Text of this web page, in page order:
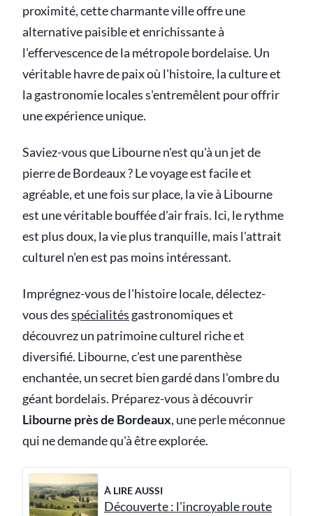
proximité, cette charmante ville offre une
alternative paisible et enrichissante à
l'effervescence de la métropole bordelaise. Un
véritable havre de paix où l'histoire, la culture et
la gastronomie locales s'entremêlent pour offrir
une expérience unique.
Saviez-vous que Libourne n'est qu'à un jet de
pierre de Bordeaux ? Le voyage est facile et
agréable, et une fois sur place, la vie à Libourne
est une véritable bouffée d'air frais. Ici, le rythme
est plus doux, la vie plus tranquille, mais l'attrait
culturel n'en est pas moins intéressant.
Imprégnez-vous de l'histoire locale, délectez-
vous desspécialités gastronomiques et
découvrez un patrimoine culturel riche et
diversifié. Libourne, c'est une parenthèse
enchantée, un secret bien gardé dans l'ombre du
géant bordelais. Préparez-vous à découvrir
Libourne près de Bordeaux, une perle méconnue
qui ne demande qu'à être explorée.
À LIRE AUSSI
Découverte : l'incroyable route